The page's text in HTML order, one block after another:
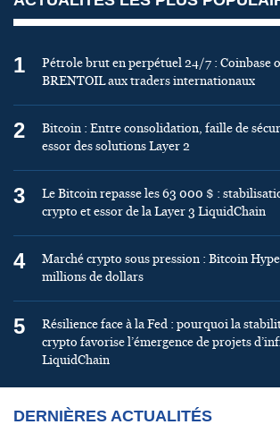
1
Pétrole brut en perpétuel 24/7 : Coinbase
BRENTOIL aux traders internationaux
2
Bitcoin : Entre consolidation, faille de
essor des solutions Layer 2
3
Le Bitcoin repasse les 63 000 $ :
crypto et essor de la Layer 3 LiquidChain
4
Marché crypto sous pression : Bitcoin
millions de dollars
5
Résilience face à la Fed : pourquoi la
crypto favorise l’émergence de projets
LiquidChain
DERNIÈRES ACTUALITÉS